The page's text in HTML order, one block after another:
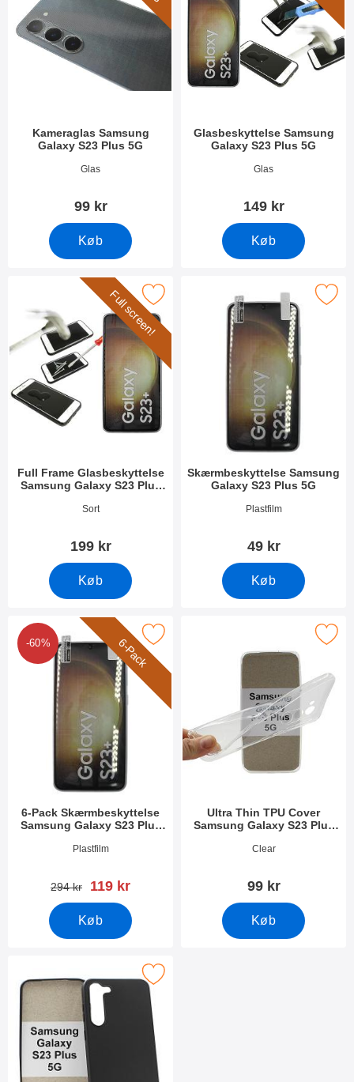
Kameraglas Samsung
Galaxy S23 Plus 5G
Varenr 47555Glas
99 kr
Køb
Glasbeskyttelse Samsung
Galaxy S23 Plus 5G
Varenr 47560Glas
149 kr
Køb
Full screen!
Full Frame Glasbeskyttelse
Samsung Galaxy S23 Plus
Varenr 47559Sort
199 kr
Køb
Glasbeskyttelse Samsung Galaxy S23 Plus 5G som
Skærmbeskyttelse Samsung
Galaxy S23 Plus 5G
Varenr 47558Plastfilm
49 kr
Køb
Marker skærmbeskyttelse Samsung
6-Pack
-60%
6-Pack Skærmbeskyttelse
Samsung Galaxy S23 Plus
Varenr 47557Plastfilm
pris
294 kr pris
119 kr
Køb
Skærmbeskyttelse Samsung Galaxy S23 Plus 5G som
Ultra Thin TPU Cover
Samsung Galaxy S23 Plus
Varenr 47554Clear
99 kr
Køb
Marker ultra Thin TPU Cover Samsung
tPU Cover Samsung Galaxy S23 Plus 5G som favorit